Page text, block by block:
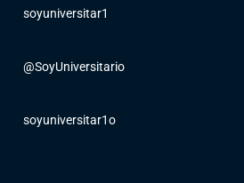
soyuniversitar1
@SoyUniversitario
soyuniversitar1o